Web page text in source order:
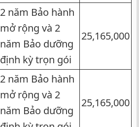
2 năm Bảo hành
mở rộng và 2
năm Bảo dưỡng
định kỳ trọn gói
25,165,000
2 năm Bảo hành
mở rộng và 2
năm Bảo dưỡng
25,165,000